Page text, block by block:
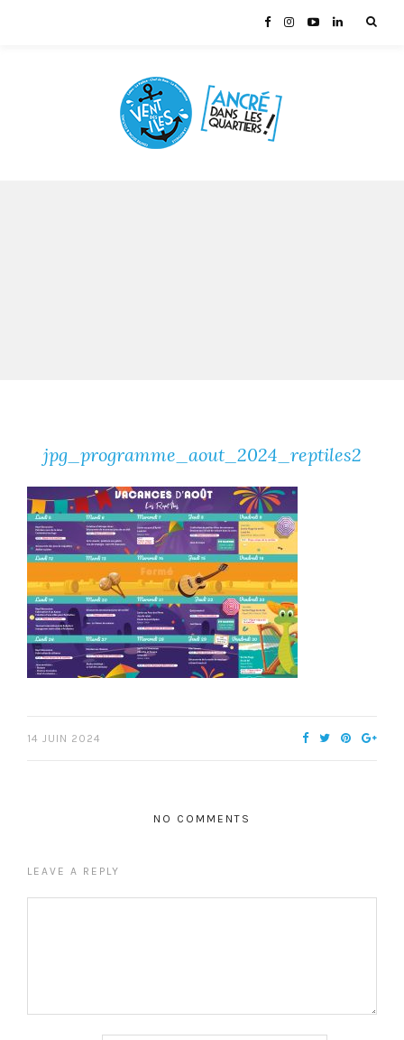
jpg_programme_aout_2024_reptiles2
14 JUIN 2024
NO COMMENTS
LEAVE A REPLY